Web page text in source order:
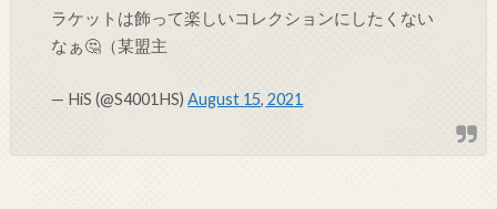
ラケットは飾って楽しいコレクションにしたくない
なぁ🤔（某盟主
— HiS (@S4001HS)August 15, 2021